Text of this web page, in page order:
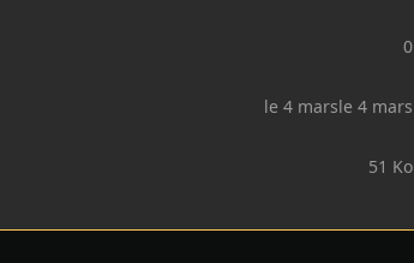
0
le 4 marsle 4 mars
51 Ko